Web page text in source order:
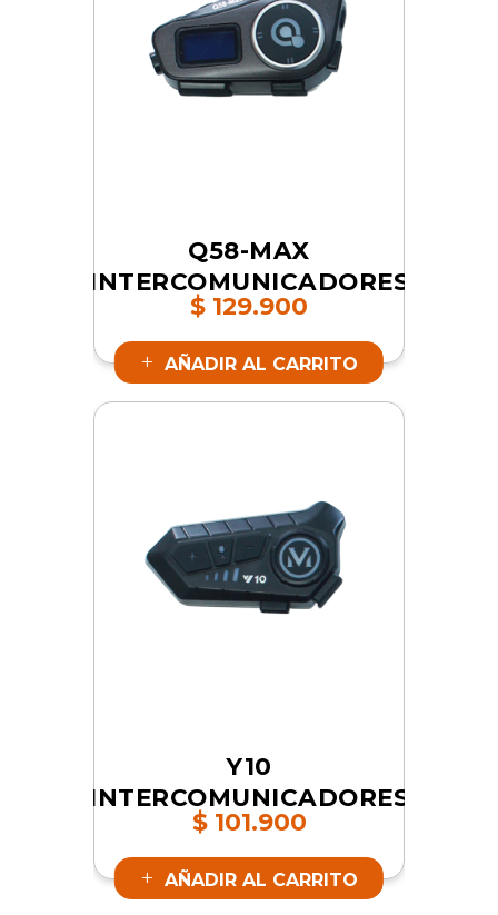
Q58-MAX
INTERCOMUNICADORES
| SKU 16844
$ 129.900
AÑADIR AL CARRITO
Y10
INTERCOMUNICADORES
| SKU 16842
$101.900
AÑADIR AL CARRITO